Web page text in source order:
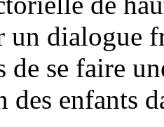
un dialogue
de se faire
des enfants